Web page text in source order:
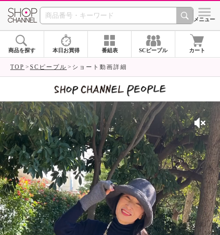
SHOP CHANNEL シメニュー
商品を探す 本日お買得 番組表 SCピープル カート
TOP SCピープル ショート動画詳細